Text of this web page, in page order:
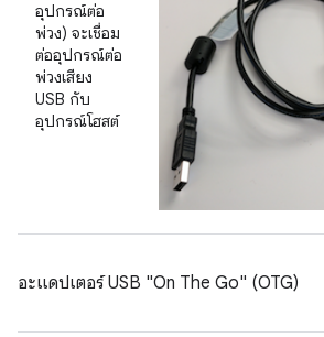
อุปกรณ์ต่อ
พ่วง) จะเชื่อม
ต่ออุปกรณ์ต่อ
พ่วงเสียง
USB กับ
อุปกรณ์โฮสต์
อะแดปเตอร์ USB "On The Go" (OTG)